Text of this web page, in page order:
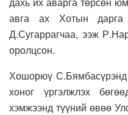
авга ах Хотын
Д.Сугаррагчаа, ээж
оролцсон.
Хошорюү С.Бямбасүрэнд
хоног үргэлжлэх
хэмжээнд түүний өвөө